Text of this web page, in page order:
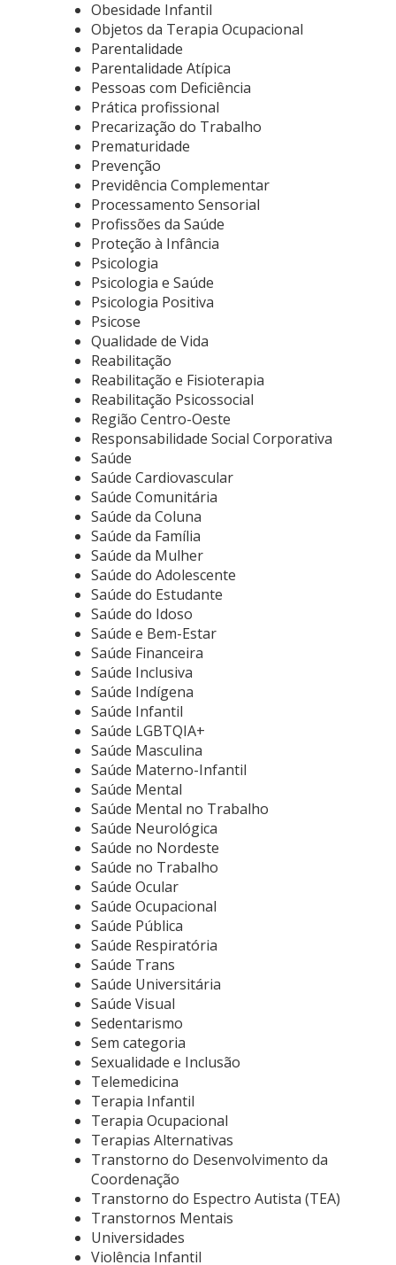
Obesidade Infantil
Objetos da Terapia Ocupacional
Parentalidade
Parentalidade Atípica
Pessoas com Deficiência
Prática profissional
Precarização do Trabalho
Prematuridade
Prevenção
Previdência Complementar
Processamento Sensorial
Profissões da Saúde
Proteção à Infância
Psicologia
Psicologia e Saúde
Psicologia Positiva
Psicose
Qualidade de Vida
Reabilitação
Reabilitação e Fisioterapia
Reabilitação Psicossocial
Região Centro-Oeste
Responsabilidade Social Corporativa
Saúde
Saúde Cardiovascular
Saúde Comunitária
Saúde da Coluna
Saúde da Família
Saúde da Mulher
Saúde do Adolescente
Saúde do Estudante
Saúde do Idoso
Saúde e Bem-Estar
Saúde Financeira
Saúde Inclusiva
Saúde Indígena
Saúde Infantil
Saúde LGBTQIA+
Saúde Masculina
Saúde Materno-Infantil
Saúde Mental
Saúde Mental no Trabalho
Saúde Neurológica
Saúde no Nordeste
Saúde no Trabalho
Saúde Ocular
Saúde Ocupacional
Saúde Pública
Saúde Respiratória
Saúde Trans
Saúde Universitária
Saúde Visual
Sedentarismo
Sem categoria
Sexualidade e Inclusão
Telemedicina
Terapia Infantil
Terapia Ocupacional
Terapias Alternativas
Transtorno do Desenvolvimento da
Coordenação
Transtorno do Espectro Autista (TEA)
Transtornos Mentais
Universidades
Violência Infantil